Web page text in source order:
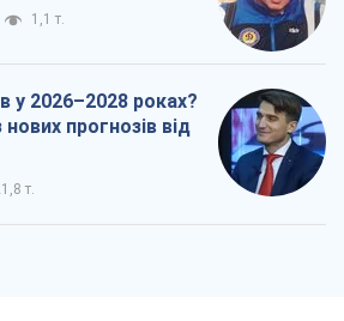
1,1 т.
у 2026–2028 роках?
прогнозів від
т.